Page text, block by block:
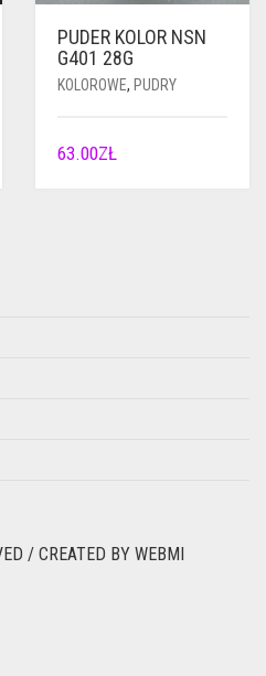
PUDER KOLOR NSN
G401 28G
KOLOROWE, PUDRY
63.00ZŁ
/ CREATED BY WEBMI